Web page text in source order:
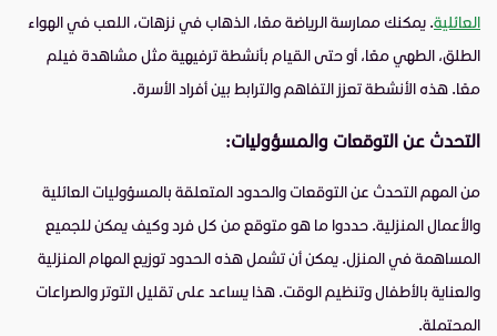
العائلية. يمكنك ممارسة الرياضة معًا، الذهاب في نزهات، اللعب في الهواء
الطلق، الطهي معًا، أو حتى القيام بأنشطة ترفيهية مثل مشاهدة فيلم
معًا. هذه الأنشطة تعزز التفاهم والترابط بين أفراد الأسرة.
التحدث عن التوقعات والمسؤوليات:
من المهم التحدث عن التوقعات والحدود المتعلقة بالمسؤوليات العائلية
والأعمال المنزلية. حددوا ما هو متوقع من كل فرد وكيف يمكن للجميع
المساهمة في المنزل. يمكن أن تشمل هذه الحدود توزيع المهام المنزلية
والعناية بالأطفال وتنظيم الوقت. هذا يساعد على تقليل التوتر والصراعات
المحتملة.